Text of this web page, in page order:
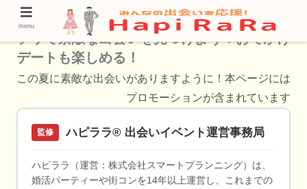
甲信越で人気のバチェラーデート！AI恋活ア
プリで素敵な出会いを見つけよう！おでかけ
デートも楽しめる！
この夏に素敵な出会いがありますように！本ページには
プロモーションが含まれています
監修 ハピララ® 出会いイベント運営事務局
ハピララ（運営：株式会社スマートプランニング）は、
婚活パーティーや街コンを14年以上運営し、これまでの
menu